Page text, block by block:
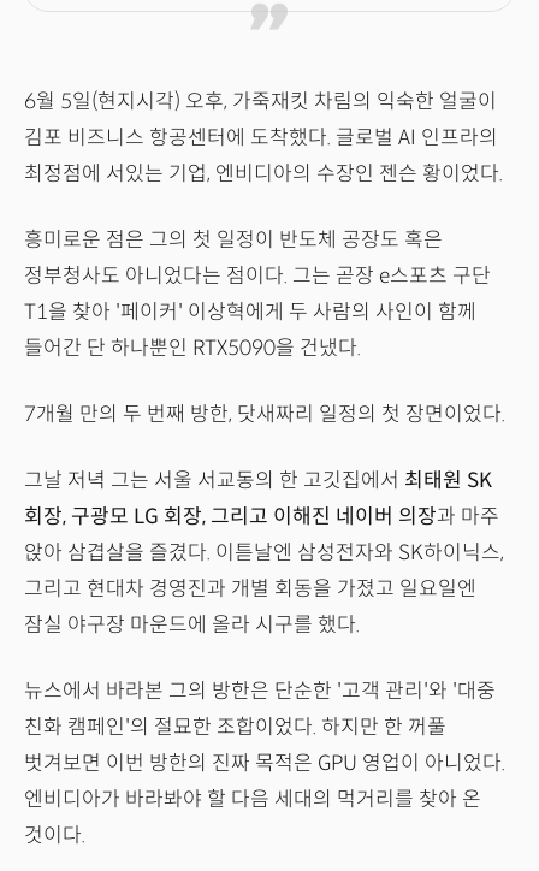
6월 5일(현지시각) 오후, 가죽재킷 차림의 익숙한 얼굴이
김포 비즈니스 항공센터에 도착했다. 글로벌 AI 인프라의
최정점에 서있는 기업, 엔비디아의 수장인 젠슨 황이었다.
흥미로운 점은 그의 첫 일정이 반도체 공장도 혹은
정부청사도 아니었다는 점이다. 그는 곧장 e스포츠 구단
T1을 찾아 '페이커' 이상혁에게 두 사람의 사인이 함께
들어간 단 하나뿐인 RTX5090을 건냈다.
7개월 만의 두 번째 방한, 닷새짜리 일정의 첫 장면이었다.
그날 저녁 그는 서울 서교동의 한 고깃집에서 최태원 SK
회장, 구광모 LG 회장, 그리고 이해진 네이버 의장과 마주
앉아 삼겹살을 즐겼다. 이튿날엔 삼성전자와 SK하이닉스,
그리고 현대차 경영진과 개별 회동을 가졌고 일요일엔
잠실 야구장 마운드에 올라 시구를 했다.
뉴스에서 바라본 그의 방한은 단순한 '고객 관리'와 '대중
친화 캠페인'의 절묘한 조합이었다. 하지만 한 꺼풀
벗겨보면 이번 방한의 진짜 목적은 GPU 영업이 아니었다.
엔비디아가 바라봐야 할 다음 세대의 먹거리를 찾아 온
것이다.